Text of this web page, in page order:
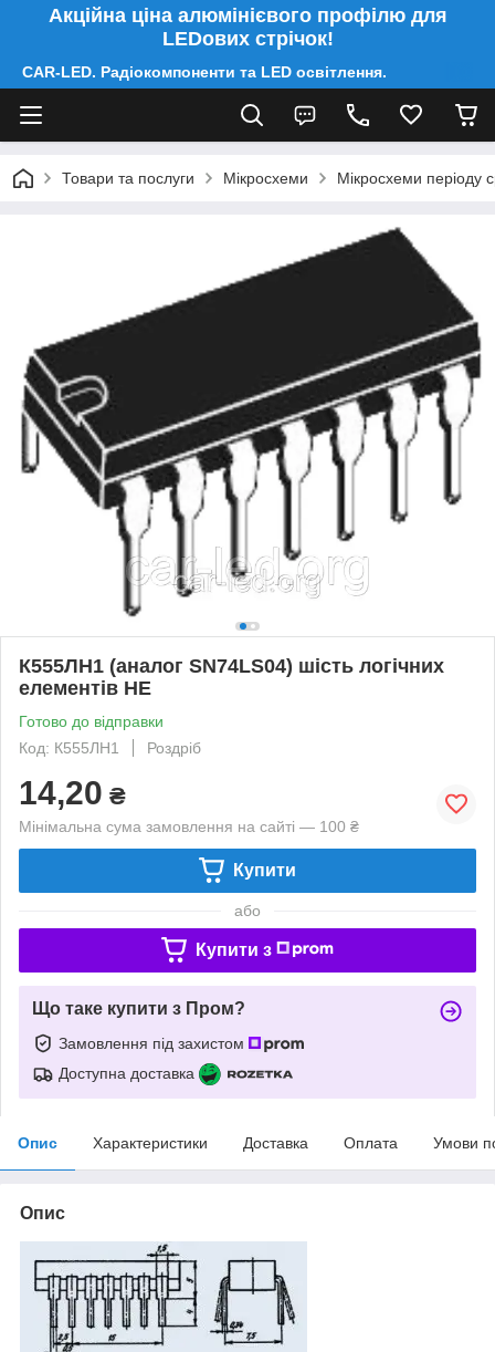
Акційна ціна алюмінієвого профілю для
LEDових стрічок!
CAR-LED. Радіокомпоненти та LED освітлення.
Товари та послуги Мікросхеми Мікросхеми періоду
К555ЛН1 (аналог SN74LS04) шість логічних
елементів НЕ
Готово до відправки
Код: К555ЛН1
Роздріб
14,20 ₴
Мінімальна сума замовлення на сайті — 100 ₴
Купити
або
Купити з
Що таке купити з Пром?
Замовлення під захистом
Доступна доставка
Опис Характеристики Доставка Оплата Умови
Опис